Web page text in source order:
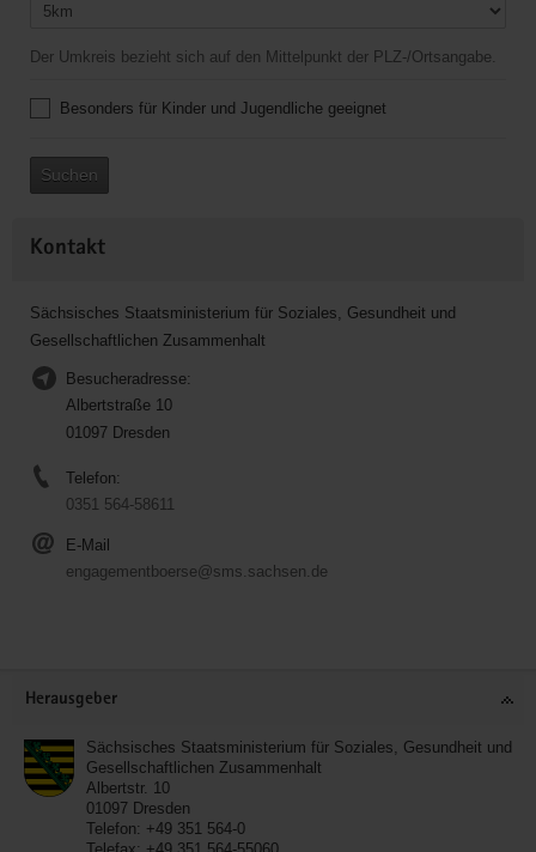
Der Umkreis bezieht sich auf den Mittelpunkt der PLZ-/Ortsangabe.
Besonders für Kinder und Jugendliche geeignet
Suchen
Kontakt
Sächsisches Staatsministerium für Soziales, Gesundheit und
Gesellschaftlichen Zusammenhalt
Besucheradresse:
Albertstraße 10
01097 Dresden
Telefon:
0351 564-58611
E-Mail
engagementboerse@sms.sachsen.de
Herausgeber
Sächsisches Staatsministerium für Soziales, Gesundheit und
Gesellschaftlichen Zusammenhalt
Albertstr. 10
01097 Dresden
Telefon: +49 351 564-0